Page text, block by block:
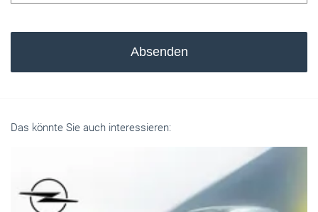
Absenden
Das könnte Sie auch interessieren: